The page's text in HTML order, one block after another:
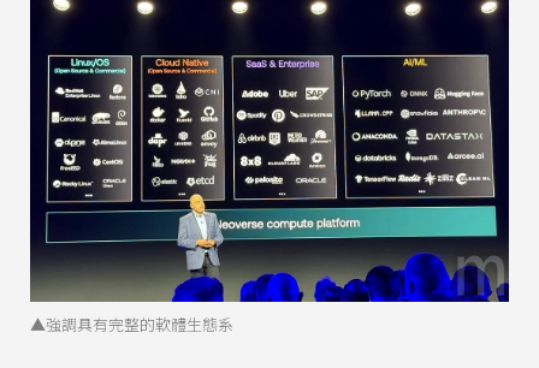
▲強調具有完整的軟體生態系